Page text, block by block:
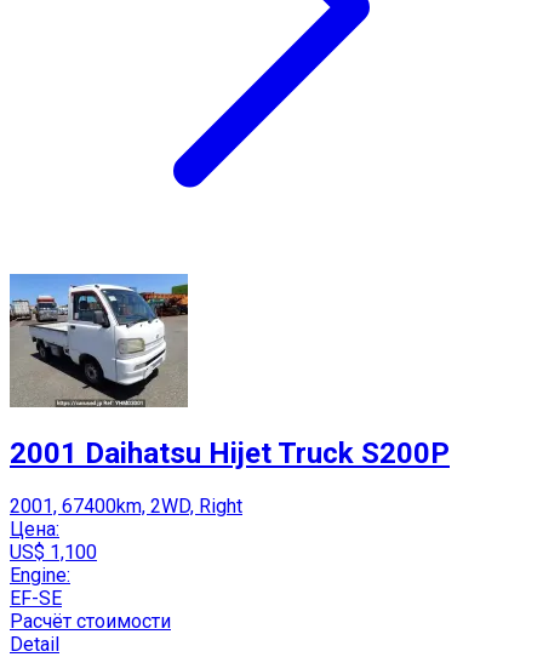
2001 Daihatsu Hijet Truck S200P
2001, 67400km, 2WD, Right
Цена:
US$ 1,100
Engine:
EF-SE
Расчёт стоимости
Detail